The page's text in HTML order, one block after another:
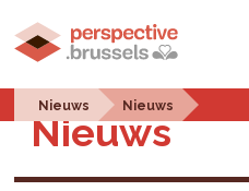
Nieuws Nieuws
Nieuws